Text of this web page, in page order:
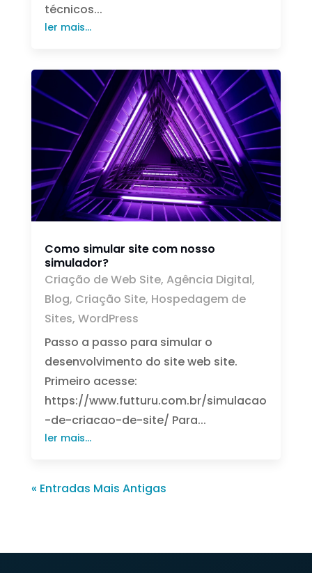
técnicos...
ler mais...
Como simular site com nosso
simulador?
Criação de Web Site, Agência Digital,
Blog, Criação Site, Hospedagem de
Sites, WordPress
Passo a passo para simular o
desenvolvimento do site web site.
Primeiro acesse:
https://www.futturu.com.br/simulacao
-de-criacao-de-site/ Para...
ler mais...
« Entradas Mais Antigas